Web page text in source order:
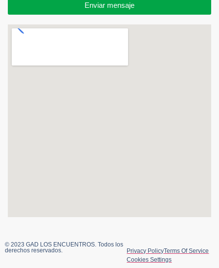
Enviar mensaje
© 2023 GAD LOS ENCUENTROS. Todos los
derechos reservados.
Privacy PolicyTerms Of Service
Cookies Settings